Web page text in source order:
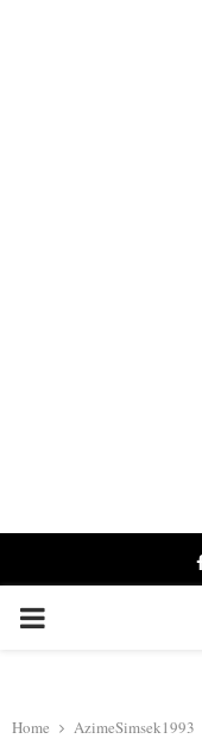
PRIMARY
Home AzimeSimsek1993